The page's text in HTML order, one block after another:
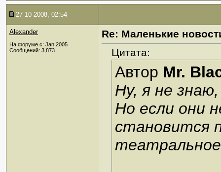
27-10-2008, 02:54
Alexander
На форуме с: Jan 2005
Сообщений: 3,873
Re: Маленькие
Цитата:
Автор Mr.
Ну, я не
Но если они
становится
театральное